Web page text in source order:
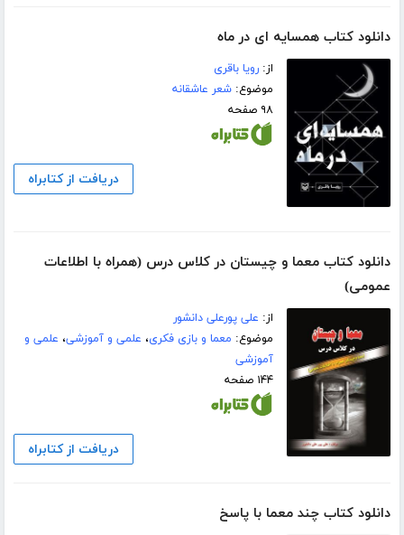
دانلود کتاب همسایه ای در ماه
از:رویا باقری
موضوع:شعر عاشقانه
۹۸ صفحه
دریافت از کتابراه
دانلود کتاب معما و چیستان در کلاس درس (همراه با اطلاعات
عمومی)
از: علی پورعلی دانشور
موضوع: معما و بازی فکری، علمی و آموزشی، علمی و
آموزشی
۱۴۴ صفحه
دریافت از کتابراه
دانلود کتاب چند معما با پاسخ